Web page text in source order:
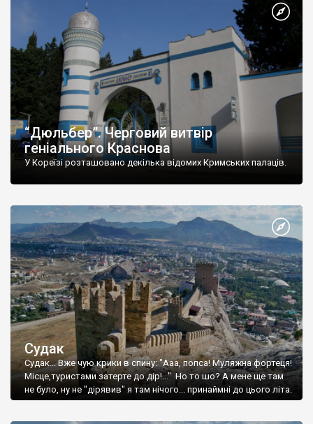
“Дюльбер”. Черговий витвір
геніального Краснова
У Кореїзі розташовано декілька відомих Кримських палаців.
Судак
Судак... Вже чую крики в спину: "Ааа, попса! Муляжна фортеця!
Місце,туристами затерте до дір!..." Но то шо? А мене ще там
не було, ну не "дірявив" я там нічого... принаймні до цього літа.